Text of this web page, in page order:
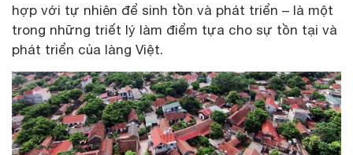
hợp với tự nhiên để sinh tồn và phát triển – là một
trong những triết lý làm điểm tựa cho sự tồn tại và
phát triển của làng Việt.